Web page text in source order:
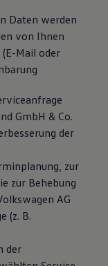
Daten werden
von Ihnen
Mail oder
GmbH & Co.
der
zur
zur Behebung
AG
(z. B.
der